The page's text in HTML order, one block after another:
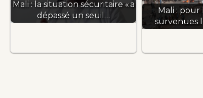
Mali : la situation sécuritaire « a
dépassé un seuil…
Mali : pour
survenues